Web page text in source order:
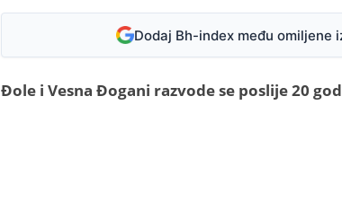
Dodaj Bh-index među omiljene
Đole i Vesna Đogani razvode se poslije 20